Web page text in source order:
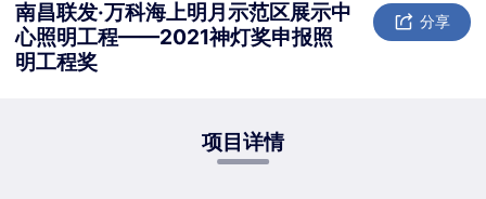
南昌联发·万科海上明月示范区展示中
心照明工程——2021神灯奖申报照
明工程奖
分享
项目详情